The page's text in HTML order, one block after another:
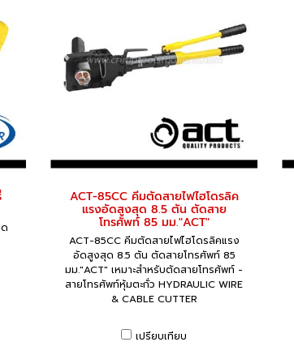
ACT-85CC คีมตัดสายไฟไฮโดรลิค
แรงอัดสูงสุด 8.5 ตัน ตัดสาย
โทรศัพท์ 85 มม."ACT"
ACT-85CC คีมตัดสายไฟไฮโดรลิคแรง
อัดสูงสุด 8.5 ตัน ตัดสายโทรศัพท์ 85
มม."ACT" เหมาะสำหรับตัดสายโทรศัพท์ -
สายโทรศัพท์หุ้มตะกั่ว HYDRAULIC WIRE
& CABLE CUTTER
เปรียบเทียบ